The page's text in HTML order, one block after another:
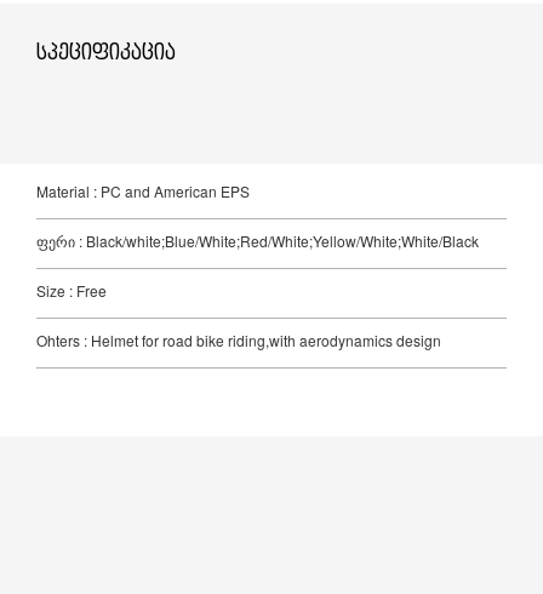
სპეციფიკაცია
Material : PC and American EPS
ფერი : Black/white;Blue/White;Red/White;Yellow/White;White/Black
Size : Free
Ohters : Helmet for road bike riding,with aerodynamics design